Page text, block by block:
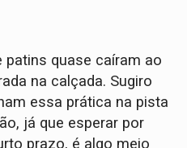
patins quase caíram ao
na calçada. Sugiro
essa prática na pista
já que esperar por
prazo, é algo meio